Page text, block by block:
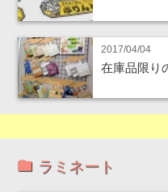
2017/04/04
在庫品限り
ラミネート